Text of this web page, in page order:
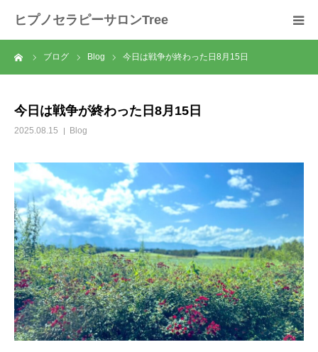
ヒプノセラピーサロンTree
ブログ Blog 今日は戦争が終わった日8月15日
今日は戦争が終わった日8月15日
2025.08.15 Blog
ホーム
セラピーの流れ
メニュー
料金
スクール
ご予約